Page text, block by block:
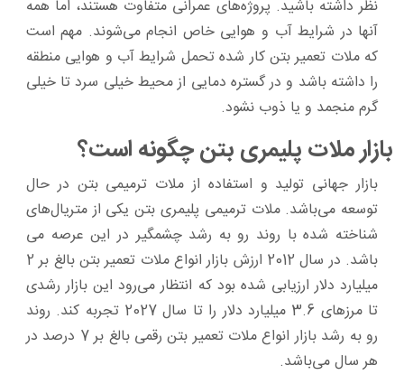
نظر داشته باشید. پروژه‌های عمرانی متفاوت هستند، اما همه
آنها در شرایط آب ‌و هوایی خاص انجام می‌شوند. مهم است
که ملات تعمیر بتن کار شده تحمل شرایط آب ‌و هوایی منطقه
را داشته باشد و در گستره دمایی از محیط خیلی سرد تا خیلی
گرم منجمد و یا ذوب نشود.
بازار ملات پلیمری بتن چگونه است؟
بازار جهانی تولید و استفاده از ملات ترمیمی بتن در حال
‌توسعه می‌باشد. ملات ترمیمی پلیمری بتن یکی از متریال‌های
شناخته ‌شده با روند رو به ‌رشد چشمگیر در این عرصه می
باشد. در سال 2012 ارزش بازار انواع ملات تعمیر بتن بالغ ‌بر 2
میلیارد دلار ارزیابی ‌شده بود که انتظار می‌رود این بازار رشدی
تا مرزهای 3.6 میلیارد دلار را تا سال 2027 تجربه کند. روند
رو به ‌رشد بازار انواع ملات تعمیر بتن رقمی بالغ‌ بر 7 درصد در
هر سال می‌باشد.